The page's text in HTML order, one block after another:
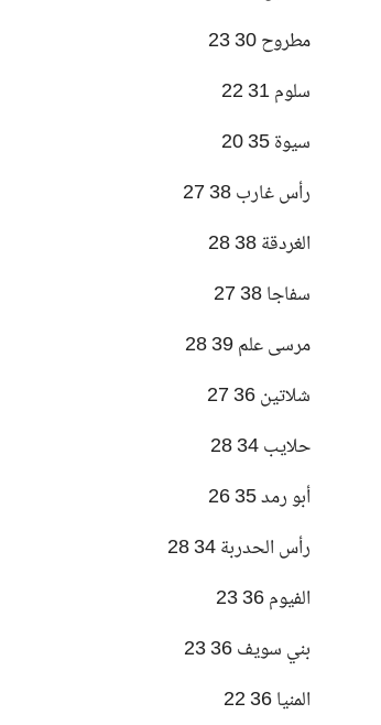
مطروح 30 23
سلوم 31 22
سيوة 35 20
رأس غارب 38 27
الغردقة 38 28
سفاجا 38 27
مرسى علم 39 28
شلاتين 36 27
حلايب 34 28
أبو رمد 35 26
رأس الحدربة 34 28
الفيوم 36 23
بني سويف 36 23
المنيا 36 22